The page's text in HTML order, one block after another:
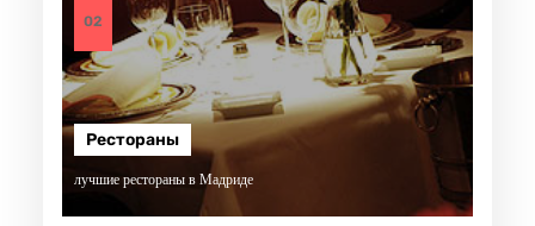
02
Рестораны
лучшие рестораны в Мадриде